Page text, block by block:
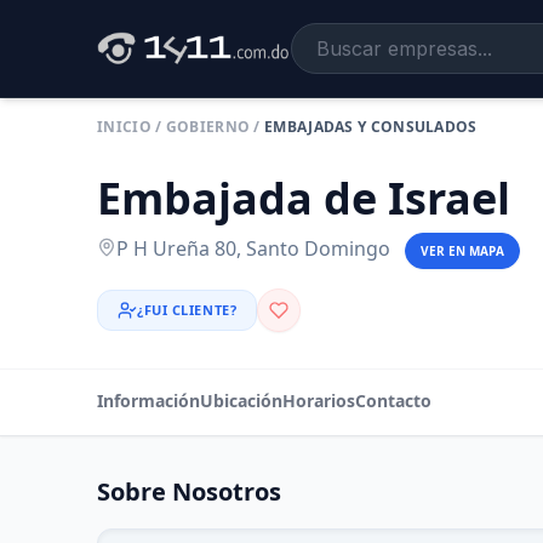
INICIO / GOBIERNO / EMBAJADAS Y CONSULADOS
Embajada de Israel
P H Ureña 80, Santo Domingo VER EN MAPA
¿FUI CLIENTE?
InformaciónUbicaciónHorariosContacto
Sobre Nosotros